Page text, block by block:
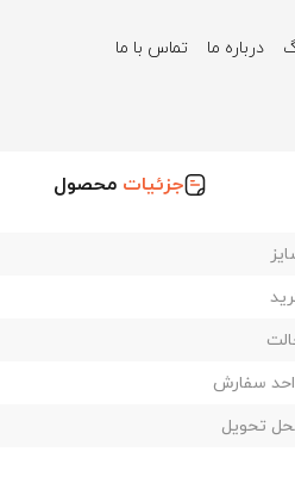
درباره ما تماس با ما
جزئیات محصول
سفارش
تحویل